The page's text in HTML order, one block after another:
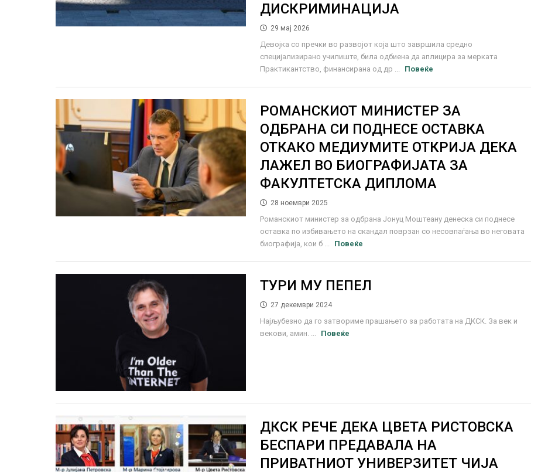
ДИСКРИМИНАЦИЈА
29 мај 2026
Девојка со пречки во развојот која што завршила средно
специјализирано училиште, била одбиена да аплицира за мерката
Практикантство, финансирана од др ...
Повеќе
РОМАНСКИОТ МИНИСТЕР ЗА
ОДБРАНА СИ ПОДНЕСЕ ОСТАВКА
ОТКАКО МЕДИУМИТЕ ОТКРИЈА ДЕКА
ЛАЖЕЛ ВО БИОГРАФИЈАТА ЗА
ФАКУЛТЕТСКА ДИПЛОМА
28 ноември 2025
Романскиот министер за одбрана Јонуц Моштеану денеска си поднесе
оставка по избивањето на скандал поврзан со несовпаѓања во неговата
биографија, кои б ...
Повеќе
ТУРИ МУ ПЕПЕЛ
27 декември 2024
Најљубезно да го затвориме прашањето за работата на ДКСК. За век и
векови, амин. ...
Повеќе
ДКСК РЕЧЕ ДЕКА ЦВЕТА РИСТОВСКА
БЕСПАРИ ПРЕДАВАЛА НА
ПРИВАТНИОТ УНИВЕРЗИТЕТ ЧИЈА